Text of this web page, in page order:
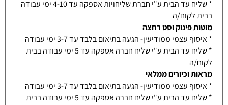
* שליח עד הבית ע"י חברת שליחויות אספקה עד 4-10 ימי עבודה
בבית לקוח/ה
מוטות פינוק וסט רחצה
* איסוף עצמי ממודיעין- הגעה בתיאום בלבד עד 3-7 ימי עבודה
* שליח עד הבית ע"י שליח חברה אספקה עד 5 ימי עבודה בבית
לקוח/ה
מראות וכיורים ממלאי
* איסוף עצמי ממודיעין- הגעה בתיאום בלבד עד 3-7 ימי עבודה
* שליח עד הבית ע"י שליח חברה אספקה עד 5 ימי עבודה בבית